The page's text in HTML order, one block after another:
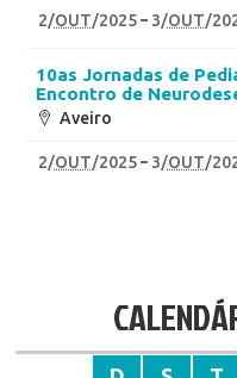
2/OUT/2025 3/OUT/
10as Jornadas de
Encontro de
Aveiro
2/OUT/2025 3/OUT/